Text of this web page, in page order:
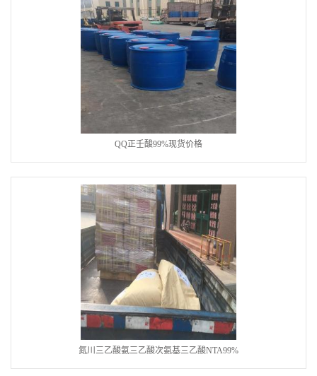
QQ正壬酸99%现货价格
氮川三乙酸氨三乙酸次氨基三乙酸NTA99%